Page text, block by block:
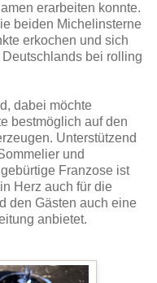
erarbeiten konnte.
beiden Michelinsterne
erkochen und sich
bei rolling
dabei möchte
bestmöglich auf den
Unterstützend
und
Franzose ist
Herz auch für die
den Gästen auch eine
anbietet.